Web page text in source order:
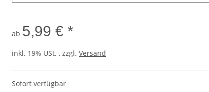
ab 5,99 € *
inkl. 19% USt. , zzgl. Versand
Sofort verfügbar